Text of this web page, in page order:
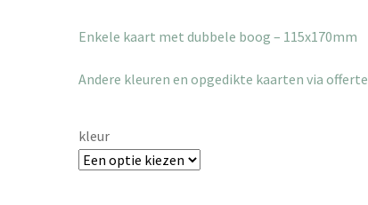
Enkele kaart met dubbele boog – 115x170mm
Andere kleuren en opgedikte kaarten via offerte
kleur